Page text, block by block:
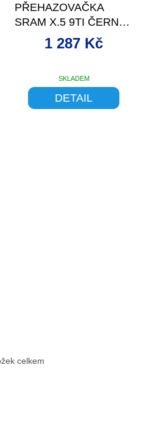
PŘEHAZOVAČKA
SRAM X.5 9TI ČERNÁ
DLOUHÉ VODÍTKO
SKLADEM
1 287 Kč
DETAIL
O celkem